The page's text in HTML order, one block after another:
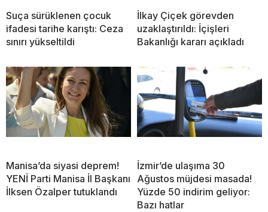
Suça sürüklenen çocuk
ifadesi tarihe karıştı: Ceza
sınırı yükseltildi
İlkay Çiçek görevden
uzaklaştırıldı: İçişleri
Bakanlığı kararı açıkladı
Manisa’da siyasi deprem!
YENİ Parti Manisa İl Başkanı
İlksen Özalper tutuklandı
İzmir’de ulaşıma 30
Ağustos müjdesi masada!
Yüzde 50 indirim geliyor:
Bazı hatlar